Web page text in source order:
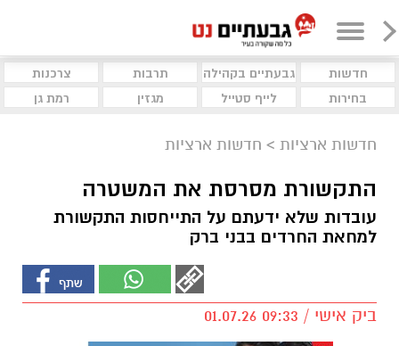
חדשות גבעתיים בקהילה תרבות
צרכנות
בחירות
לייף סטייל מגזין רמת גן
חדשות ארציות > חדשות ארציות
התקשורת מסרסת את המשטרה
עובדות שלא ידעתם על התייחסות התקשורת
למחאת החרדים בבני ברק
ביק אישי / 09:33 01.07.26